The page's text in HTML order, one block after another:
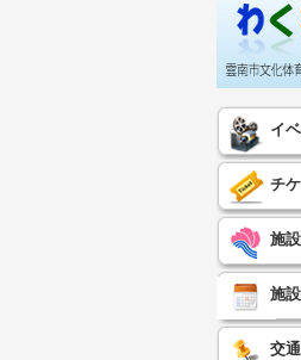
イ
チ
施
施
交